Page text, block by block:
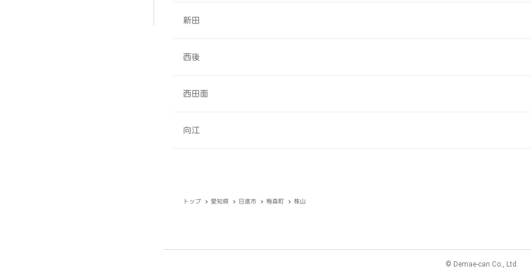
新田
西後
西田面
向江
トップ 愛知県 日進市 梅森町 株山
© Demae-can Co., Ltd.